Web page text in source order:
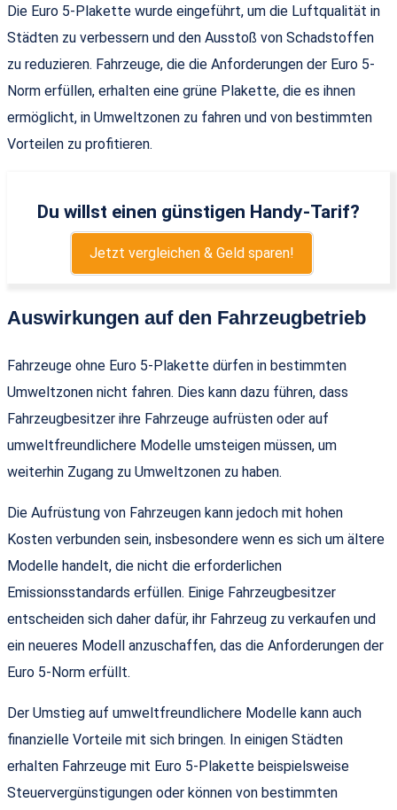
Die Euro 5-Plakette wurde eingeführt, um die Luftqualität in
Städten zu verbessern und den Ausstoß von Schadstoffen
zu reduzieren. Fahrzeuge, die die Anforderungen der Euro 5-
Norm erfüllen, erhalten eine grüne Plakette, die es ihnen
ermöglicht, in Umweltzonen zu fahren und von bestimmten
Vorteilen zu profitieren.
Du willst einen günstigen Handy-Tarif?
Jetzt vergleichen & Geld sparen!
Auswirkungen auf den Fahrzeugbetrieb
Fahrzeuge ohne Euro 5-Plakette dürfen in bestimmten
Umweltzonen nicht fahren. Dies kann dazu führen, dass
Fahrzeugbesitzer ihre Fahrzeuge aufrüsten oder auf
umweltfreundlichere Modelle umsteigen müssen, um
weiterhin Zugang zu Umweltzonen zu haben.
Die Aufrüstung von Fahrzeugen kann jedoch mit hohen
Kosten verbunden sein, insbesondere wenn es sich um ältere
Modelle handelt, die nicht die erforderlichen
Emissionsstandards erfüllen. Einige Fahrzeugbesitzer
entscheiden sich daher dafür, ihr Fahrzeug zu verkaufen und
ein neueres Modell anzuschaffen, das die Anforderungen der
Euro 5-Norm erfüllt.
Der Umstieg auf umweltfreundlichere Modelle kann auch
finanzielle Vorteile mit sich bringen. In einigen Städten
erhalten Fahrzeuge mit Euro 5-Plakette beispielsweise
Steuervergünstigungen oder können von bestimmten